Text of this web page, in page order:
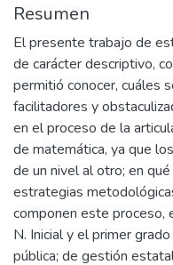
Resumen
El presente trabajo de
de carácter descriptivo,
permitió conocer, cuáles
facilitadores y
en el proceso de la
de matemática, ya que
de un nivel al otro; en
estrategias
componen este proceso,
N. Inicial y el primer
pública; de gestión